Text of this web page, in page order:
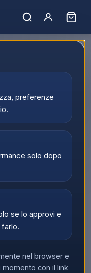
preferenze
solo dopo
se lo approvi e
nel browser e
con il link
Max 2TB
A